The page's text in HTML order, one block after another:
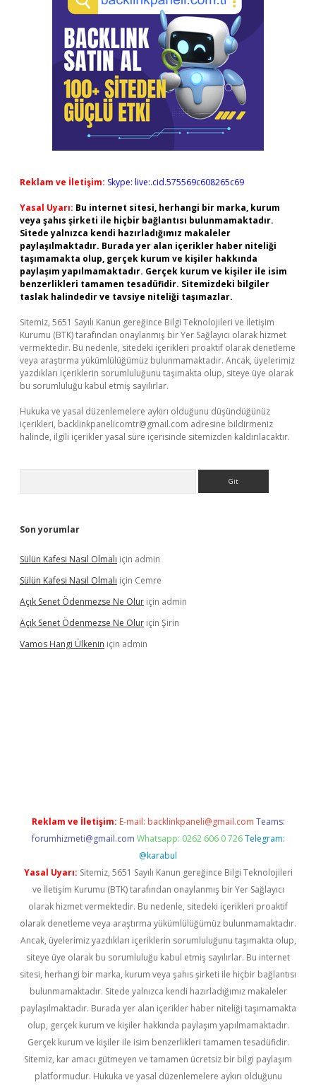
Reklam ve İletişim: Skype: live:.cid.575569c608265c69
Yasal Uyarı: Bu internet sitesi, herhangi bir marka, kurum
veya şahıs şirketi ile hiçbir bağlantısı bulunmamaktadır.
Sitede yalnızca kendi hazırladığımız makaleler
paylaşılmaktadır. Burada yer alan içerikler haber niteliği
taşımamakta olup, gerçek kurum ve kişiler hakkında
paylaşım yapılmamaktadır. Gerçek kurum ve kişiler ile isim
benzerlikleri tamamen tesadüfidir. Sitemizdeki bilgiler
taslak halindedir ve tavsiye niteliği taşımazlar.
Sitemiz, 5651 Sayılı Kanun gereğince Bilgi Teknolojileri ve İletişim
Kurumu (BTK) tarafından onaylanmış bir Yer Sağlayıcı olarak hizmet
vermektedir. Bu nedenle, sitedeki içerikleri proaktif olarak denetleme
veya araştırma yükümlülüğümüz bulunmamaktadır. Ancak, üyelerimiz
yazdıkları içeriklerin sorumluluğunu taşımakta olup, siteye üye olarak
bu sorumluluğu kabul etmiş sayılırlar.
Hukuka ve yasal düzenlemelere aykırı olduğunu düşündüğünüz
içerikleri, backlinkpanelicomtr@gmail.com adresine bildirmeniz
halinde, ilgili içerikler yasal süre içerisinde sitemizden kaldırılacaktır.
Son yorumlar
Sülün Kafesi Nasıl Olmalı için admin
Sülün Kafesi Nasıl Olmalı için Cemre
Açık Senet Ödenmezse Ne Olur için admin
Açık Senet Ödenmezse Ne Olur için Şirin
Vamos Hangi Ülkenin için admin
Reklam ve İletişim: E-mail: backlinkpaneli@gmail.com Teams:
forumhizmeti@gmail.com Whatsapp: 0262 606 0 726 Telegram:
@karabul
Yasal Uyarı: Sitemiz, 5651 Sayılı Kanun gereğince Bilgi Teknolojileri
ve İletişim Kurumu (BTK) tarafından onaylanmış bir Yer Sağlayıcı
olarak hizmet vermektedir. Bu nedenle, sitedeki içerikleri proaktif
olarak denetleme veya araştırma yükümlülüğümüz bulunmamaktadır.
Ancak, üyelerimiz yazdıkları içeriklerin sorumluluğunu taşımakta olup,
siteye üye olarak bu sorumluluğu kabul etmiş sayılırlar. Bu internet
sitesi, herhangi bir marka, kurum veya şahıs şirketi ile hiçbir bağlantısı
bulunmamaktadır. Sitede yalnızca kendi hazırladığımız makaleler
paylaşılmaktadır. Burada yer alan içerikler haber niteliği taşımamakta
olup, gerçek kurum ve kişiler hakkında paylaşım yapılmamaktadır.
Gerçek kurum ve kişiler ile isim benzerlikleri tamamen tesadüfidir.
Sitemiz, kar amacı gütmeyen ve tamamen ücretsiz bir bilgi paylaşım
platformudur. Hukuka ve yasal düzenlemelere aykırı olduğunu